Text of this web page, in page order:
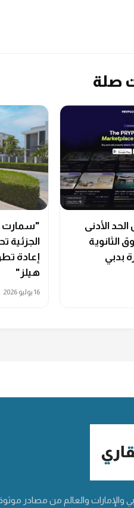
صلة
الأدنى
الثانوية
بدبي
"سمارت
إعادة
هيلز"
16 يوليو 2026
والإمارات والعالم من مصادر